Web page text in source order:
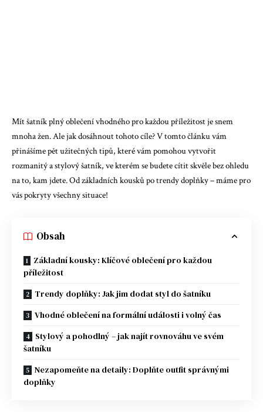
Mít šatník plný oblečení vhodného pro každou příležitost je snem
mnoha žen. Ale jak dosáhnout tohoto cíle? V tomto článku vám
přinášíme pět užitečných tipů, které vám pomohou vytvořit
rozmanitý a stylový šatník, ve kterém se budete cítit skvěle bez ohledu
na to, kam jdete. Od základních kousků po trendy doplňky – máme pro
vás pokryty všechny situace!
Obsah
Základní kousky: Klíčové oblečení pro každou
příležitost
Trendy doplňky: Jak jim dodat styl do šatníku
Vhodné oblečení na formální události i volný čas
Stylový a pohodlný – jak najít rovnováhu ve svém
šatníku
Nezapomeňte na detaily: Doplňte outfit správnými
doplňky